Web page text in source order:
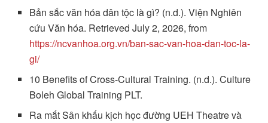
Bản sắc văn hóa dân tộc là gì? (n.d.). Viện Nghiên
cứu Văn hóa. Retrieved July 2, 2026, from
https://ncvanhoa.org.vn/ban-sac-van-hoa-dan-toc-la-
gi/
10 Benefits of Cross-Cultural Training. (n.d.). Culture
Boleh Global Training PLT.
Ra mắt Sân khấu kịch học đường UEH Theatre và